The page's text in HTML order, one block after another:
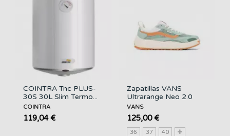
COINTRA Tnc PLUS-
30S 30L Slim Termo...
COINTRA
119,04 €
Zapatillas VANS
Ultrarange Neo 2.0
VANS
125,00 €
36 37 40